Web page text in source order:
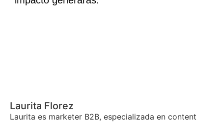
Laurita Florez
Laurita es marketer B2B, especializada en content